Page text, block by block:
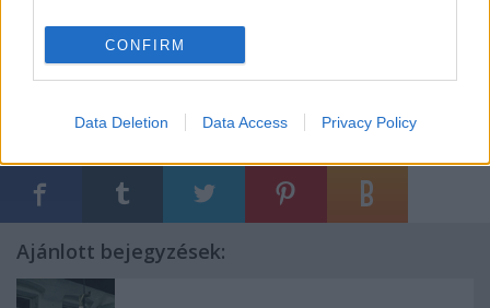
CONFIRM
Data Deletion Data Access Privacy Policy
Forrás: MTI
Ajánlott bejegyzések: